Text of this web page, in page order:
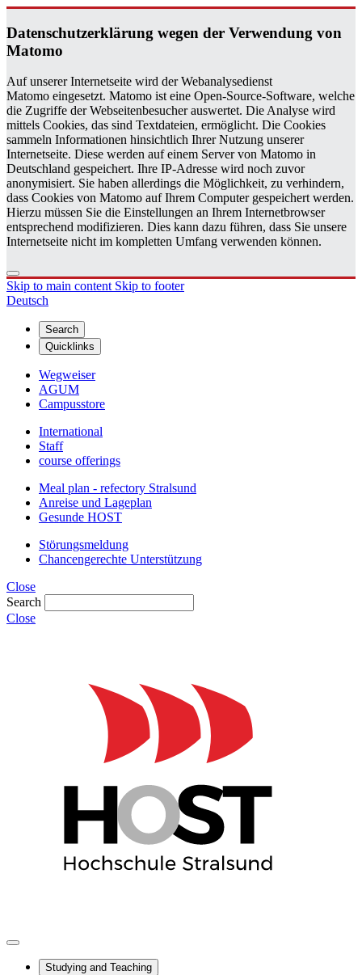
Daten­schutzerklärung wegen der Ver­wen­dung von
Matomo
Auf unserer Internetseite wird der Webanalysedienst
Matomo eingesetzt. Matomo ist eine Open-Source-Software, welche
die Zugriffe der Webseitenbesucher auswertet. Die Analyse wird
mittels Cookies, das sind Textdateien, ermöglicht. Die Cookies
sammeln Informationen hinsichtlich Ihrer Nutzung unserer
Internetseite. Diese werden auf einem Server von Matomo in
Deutschland gespeichert. Ihre IP-Adresse wird noch zuvor
anonymisiert. Sie haben allerdings die Möglichkeit, zu verhindern,
dass Cookies von Matomo auf Ihrem Computer gespeichert werden.
Hierzu müssen Sie die Einstellungen an Ihrem Internetbrowser
entsprechend modifizieren. Dies kann dazu führen, dass Sie unsere
Internetseite nicht im kompletten Umfang verwenden können.
Skip to main content Skip to footer
Deutsch
Search
Quicklinks
Wegweiser
AGUM
Campusstore
International
Staff
course offerings
Meal plan - refectory Stralsund
Anreise und Lageplan
Gesunde HOST
Störungsmeldung
Chancengerechte Unterstützung
Close
Search
Close
Studying and Teaching